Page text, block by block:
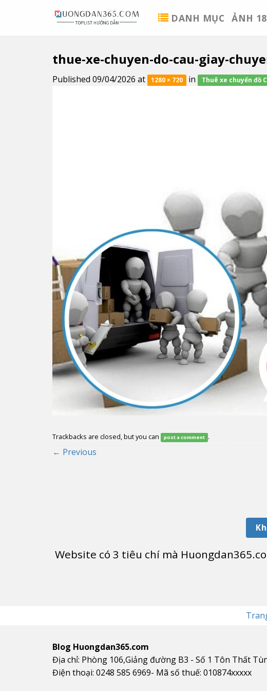
DANH MỤC ẢNH
thue-xe-chuyen-do-cau-giay-
Published 09/04/2026 at 1280 × 720 in Thuê xe chuyển đồ
Trackbacks are closed, but you can post a comment .
← Previous
Website có 3 tiêu chí mà
Blog Huongdan365.com
Địa chỉ: Phòng 106,Giảng đường B3 - Số 1 Tôn Thất
Điện thoại: 0248 585 6969- Mã số thuế: 010874xxxxx